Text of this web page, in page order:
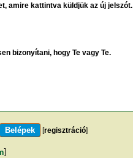
amire kattintva küldjük az új jelszót.
bizonyítani, hogy Te vagy Te.
[regisztráció]